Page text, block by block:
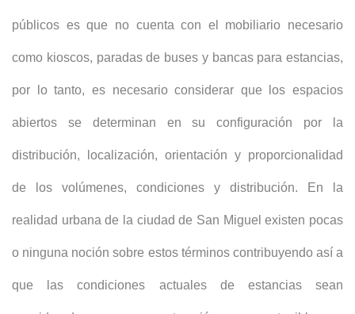
públicos es que no cuenta con el mobiliario necesario
como kioscos, paradas de buses y bancas para estancias,
por lo tanto, es necesario considerar que los espacios
abiertos se determinan en su configuración por la
distribución, localización, orientación y proporcionalidad
de los volúmenes, condiciones y distribución. En la
realidad urbana de la ciudad de San Miguel existen pocas
o ninguna noción sobre estos términos contribuyendo así a
que las condiciones actuales de estancias sean